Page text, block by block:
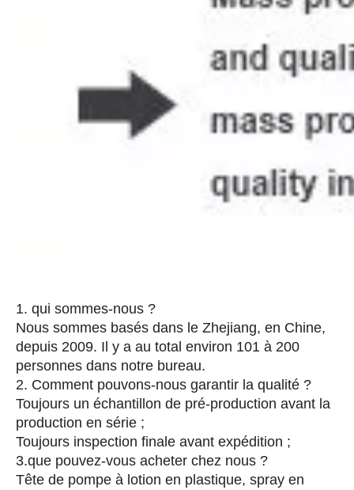
1. qui sommes-nous ?
Nous sommes basés dans le Zhejiang, en Chine,
depuis 2009. Il y a au total environ 101 à 200
personnes dans notre bureau.
2. Comment pouvons-nous garantir la qualité ?
Toujours un échantillon de pré-production avant la
production en série ;
Toujours inspection finale avant expédition ;
3.que pouvez-vous acheter chez nous ?
Tête de pompe à lotion en plastique, spray en